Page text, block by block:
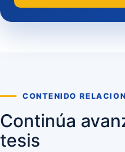
CONTENIDO
Continúa
tesis